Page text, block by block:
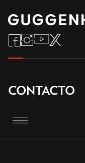
Menu
CONTACTO